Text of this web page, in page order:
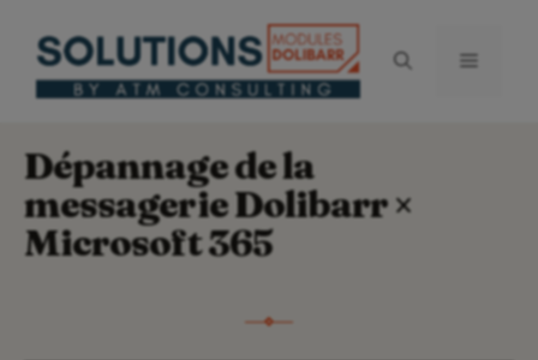
contenu
Dépannage de la
messagerie Dolibarr ×
Microsoft 365